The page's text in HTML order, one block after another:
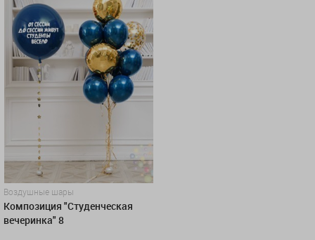
Воздушные шары
Композиция "Студенческая
вечеринка" 8